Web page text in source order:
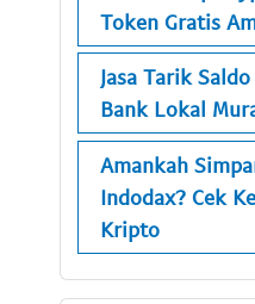
Token Gratis
Jasa Tarik
Bank Lokal
Amankah
Indodax? Cek
Kripto